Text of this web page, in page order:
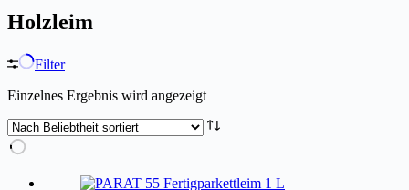
Holzleim
Filter
Einzelnes Ergebnis wird angezeigt